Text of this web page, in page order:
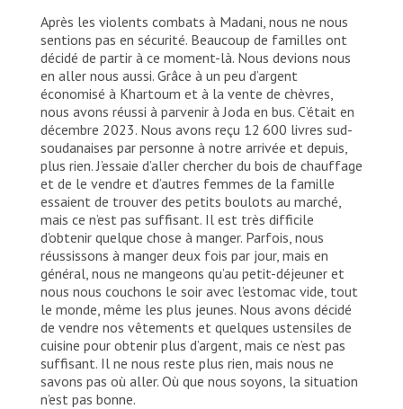
Après les violents combats à Madani, nous ne nous
sentions pas en sécurité. Beaucoup de familles ont
décidé de partir à ce moment-là. Nous devions nous
en aller nous aussi. Grâce à un peu d’argent
économisé à Khartoum et à la vente de chèvres,
nous avons réussi à parvenir à Joda en bus. C’était en
décembre 2023. Nous avons reçu 12 600 livres sud-
soudanaises par personne à notre arrivée et depuis,
plus rien. J’essaie d’aller chercher du bois de chauffage
et de le vendre et d’autres femmes de la famille
essaient de trouver des petits boulots au marché,
mais ce n’est pas suffisant. Il est très difficile
d’obtenir quelque chose à manger. Parfois, nous
réussissons à manger deux fois par jour, mais en
général, nous ne mangeons qu’au petit-déjeuner et
nous nous couchons le soir avec l’estomac vide, tout
le monde, même les plus jeunes. Nous avons décidé
de vendre nos vêtements et quelques ustensiles de
cuisine pour obtenir plus d’argent, mais ce n’est pas
suffisant. Il ne nous reste plus rien, mais nous ne
savons pas où aller. Où que nous soyons, la situation
n’est pas bonne.